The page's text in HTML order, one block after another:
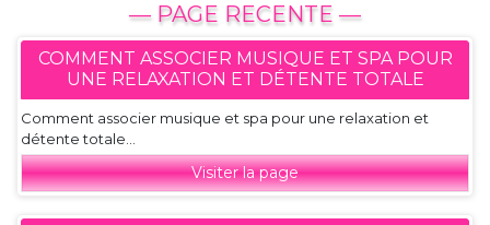
— PAGE RECENTE —
COMMENT ASSOCIER MUSIQUE ET SPA POUR
UNE RELAXATION ET DÉTENTE TOTALE
Comment associer musique et spa pour une relaxation et
détente totale...
Visiter la page